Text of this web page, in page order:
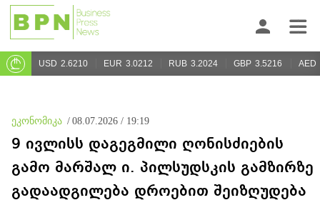
USD 2.6210 EUR 3.0212 RUB 3.2024 GBP 3.5216 AED
ეკონომიკა / 08.07.2026 / 19:19
9 ივლისს დაგეგმილი ღონისძიების
გამო მარშალ ი. პილსუდსკის გამზირზე
გადაადგილება დროებით შეიზღუდება